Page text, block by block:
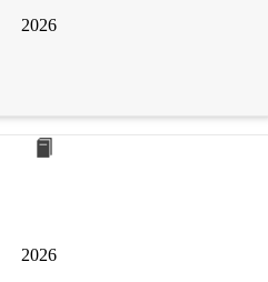
2026
2026